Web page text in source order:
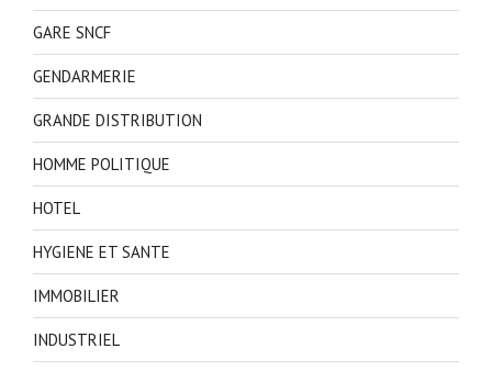
GARE SNCF
GENDARMERIE
GRANDE DISTRIBUTION
HOMME POLITIQUE
HOTEL
HYGIENE ET SANTE
IMMOBILIER
INDUSTRIEL